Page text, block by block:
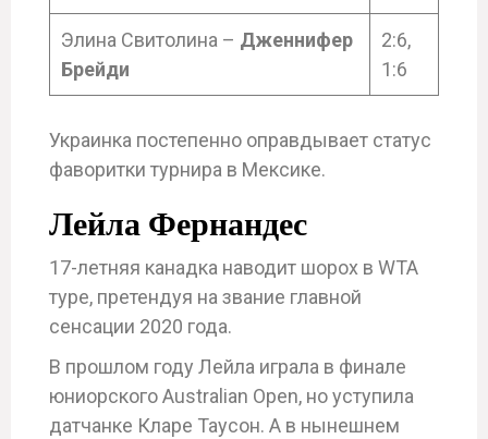
Элина Свитолина – Дженнифер
Брейди
2:6,
1:6
Украинка постепенно оправдывает статус
фаворитки турнира в Мексике.
Лейла Фернандес
17-летняя канадка наводит шорох в WTA
туре, претендуя на звание главной
сенсации 2020 года.
В прошлом году Лейла играла в финале
юниорского Australian Open, но уступила
датчанке Кларе Таусон. А в нынешнем